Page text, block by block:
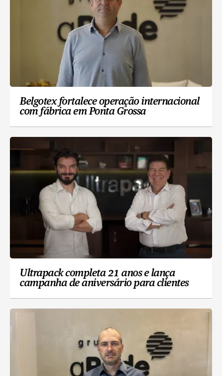
Belgotex fortalece operação internacional
com fábrica em Ponta Grossa
Ultrapack completa 21 anos e lança
campanha de aniversário para clientes